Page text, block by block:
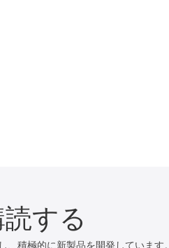
する
積極的に新製品を開発しています。